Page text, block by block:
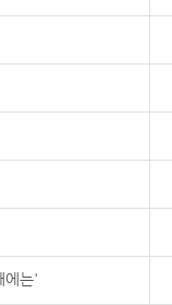
에는'